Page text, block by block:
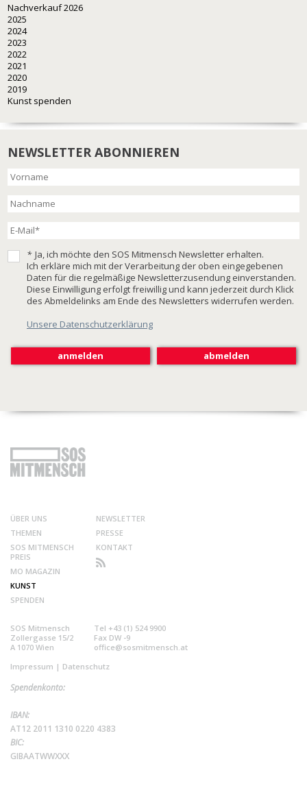
Nachverkauf 2026
2025
2024
2023
2022
2021
2020
2019
Kunst spenden
NEWSLETTER ABONNIEREN
* Ja, ich möchte den SOS Mitmensch Newsletter erhalten.
Ich erkläre mich mit der Verarbeitung der oben eingegebenen
Daten für die regelmäßige Newsletterzusendung einverstanden.
Diese Einwilligung erfolgt freiwillig und kann jederzeit durch Klick
des Abmeldelinks am Ende des Newsletters widerrufen werden.
Unsere Datenschutzerklärung
ÜBER UNS
THEMEN
SOS MITMENSCH
PREIS
MO MAGAZIN
KUNST
SPENDEN
NEWSLETTER
PRESSE
KONTAKT
SOS Mitmensch
Zollergasse 15/2
A 1070 Wien
Tel +43 (1) 524 9900
Fax DW -9
office@sosmitmensch.at
Impressum | Datenschutz
Spendenkonto:
IBAN:
AT12 2011 1310 0220 4383
BIC:
GIBAATWWXXX